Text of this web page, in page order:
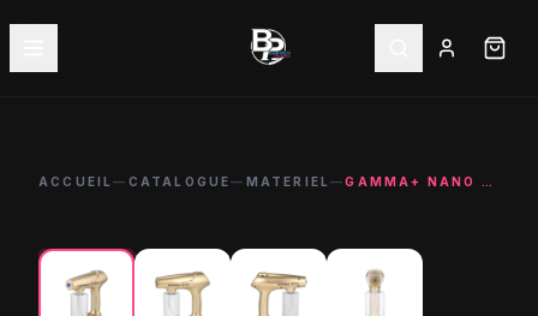
ACCUEIL— CATALOGUE— MATERIEL— GAMMA+ NANO EVO MISTER NÉBULISEUR ÉLECTRONIQUE GOLD